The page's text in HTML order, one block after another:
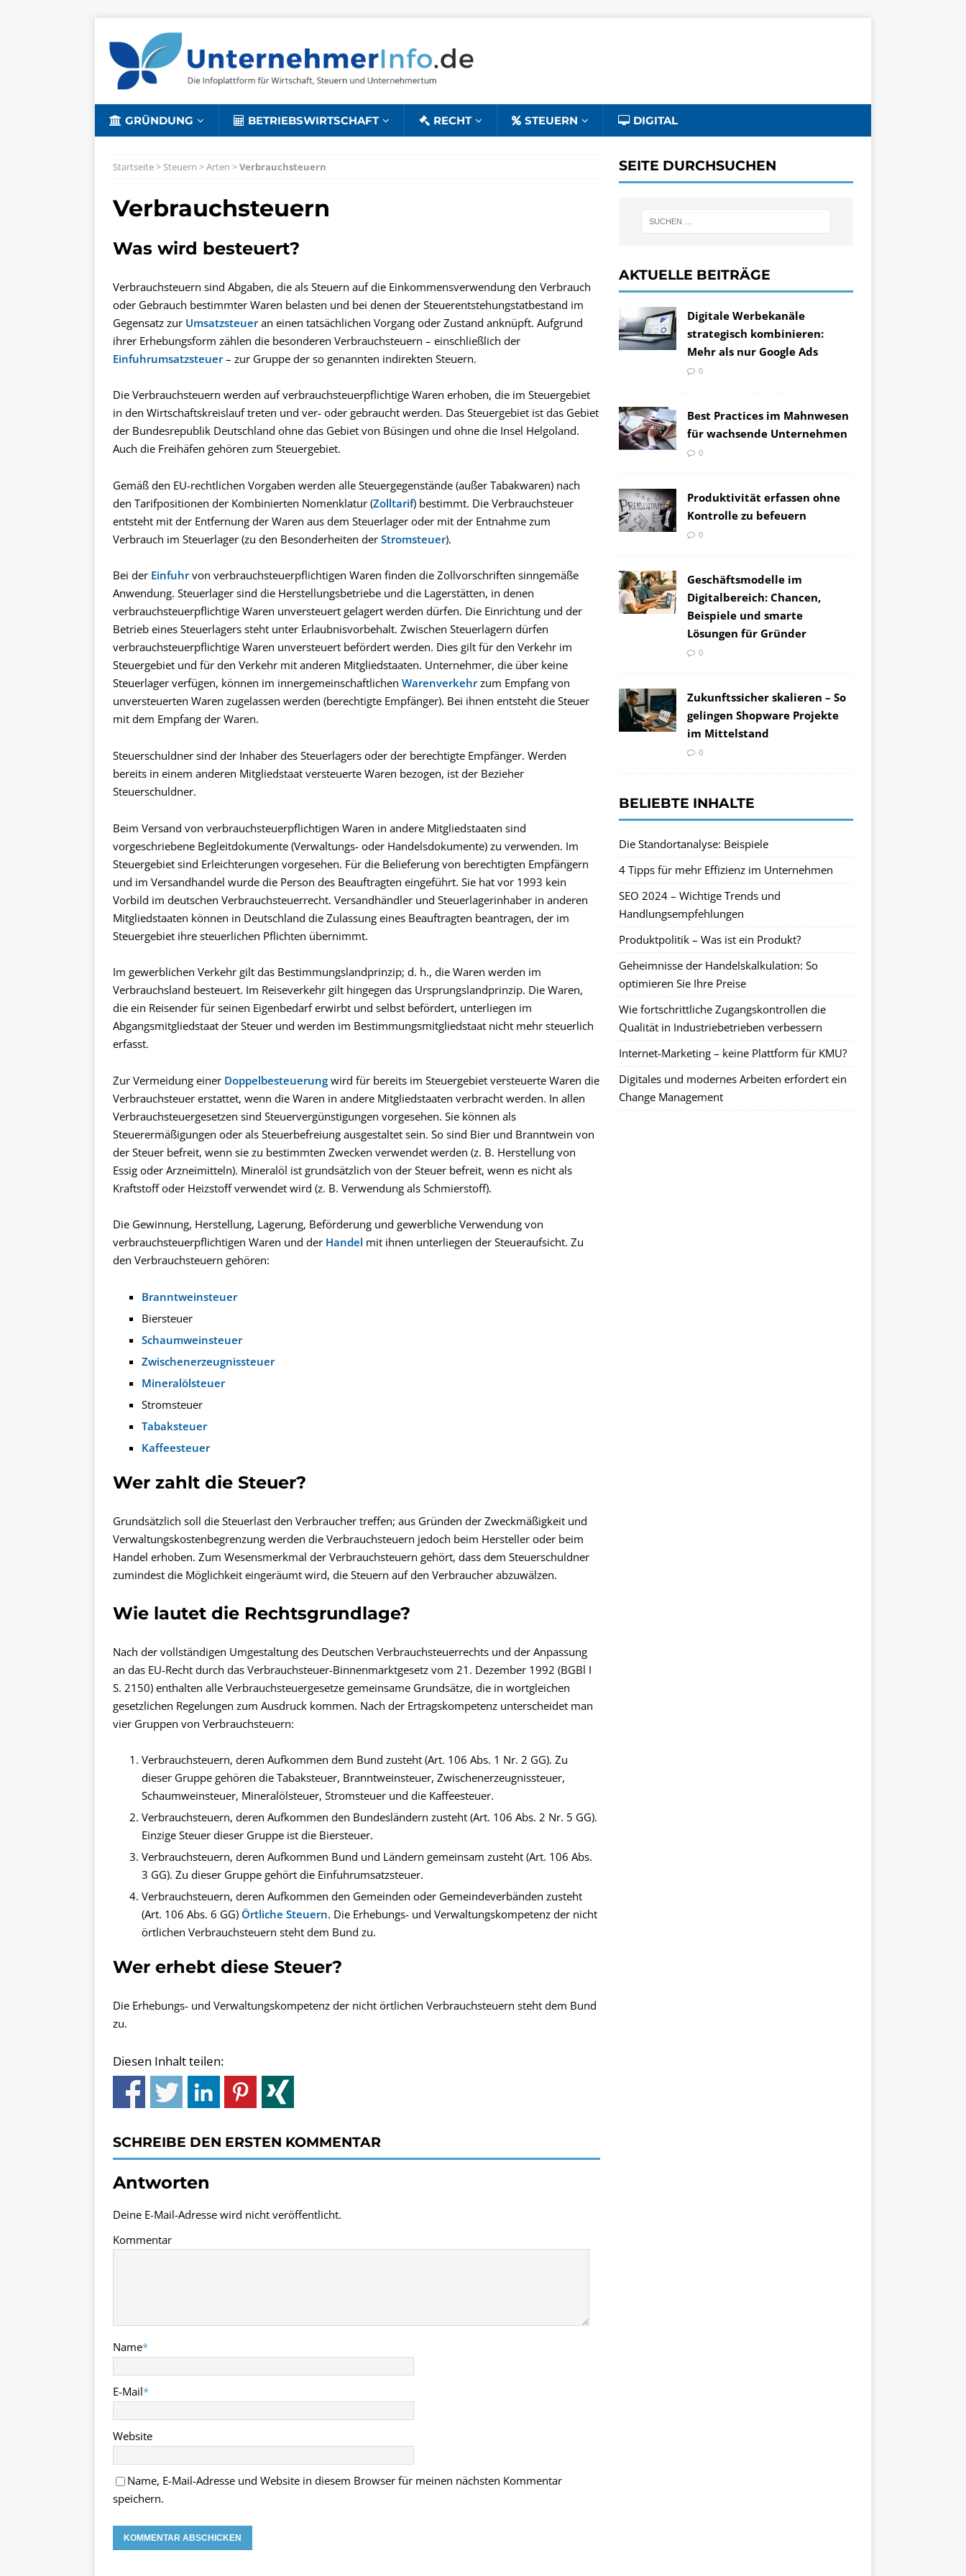
GRÜNDUNG BETRIEBSWIRTSCHAFT RECHT STEUERN DIGITAL
Startseite> Steuern >Arten >Verbrauchsteuern
Verbrauchsteuern
Was wird besteuert?
Verbrauchsteuern sind Abgaben, die als Steuern auf die Einkommensverwendung den Verbrauch
oder Gebrauch bestimmter Waren belasten und bei denen der Steuerentstehungstatbestand im
Gegensatz zur Umsatzsteueran einen tatsächlichen Vorgang oder Zustand anknüpft. Aufgrund
ihrer Erhebungsform zählen die besonderen Verbrauchsteuern – einschließlich der
Einfuhrumsatzsteuer– zur Gruppe der so genannten indirekten Steuern.
Die Verbrauchsteuern werden auf verbrauchsteuerpflichtige Waren erhoben, die im Steuergebiet
in den Wirtschaftskreislauf treten und ver- oder gebraucht werden. Das Steuergebiet ist das Gebiet
der Bundesrepublik Deutschland ohne das Gebiet von Büsingen und ohne die Insel Helgoland.
Auch die Freihäfen gehören zum Steuergebiet.
Gemäß den EU-rechtlichen Vorgaben werden alle Steuergegenstände (außer Tabakwaren) nach
den Tarifpositionen der Kombinierten Nomenklatur (Zolltarif) bestimmt. Die Verbrauchsteuer
entsteht mit der Entfernung der Waren aus dem Steuerlager oder mit der Entnahme zum
Verbrauch im Steuerlager (zu den Besonderheiten der Stromsteuer).
Bei der Einfuhrvon verbrauchsteuerpflichtigen Waren finden die Zollvorschriften sinngemäße
Anwendung. Steuerlager sind die Herstellungsbetriebe und die Lagerstätten, in denen
verbrauchsteuerpflichtige Waren unversteuert gelagert werden dürfen. Die Einrichtung und der
Betrieb eines Steuerlagers steht unter Erlaubnisvorbehalt. Zwischen Steuerlagern dürfen
verbrauchsteuerpflichtige Waren unversteuert befördert werden. Dies gilt für den Verkehr im
Steuergebiet und für den Verkehr mit anderen Mitgliedstaaten. Unternehmer, die über keine
Steuerlager verfügen, können im innergemeinschaftlichen Warenverkehrzum Empfang von
unversteuerten Waren zugelassen werden (berechtigte Empfänger). Bei ihnen entsteht die Steuer
mit dem Empfang der Waren.
Steuerschuldner sind der Inhaber des Steuerlagers oder der berechtigte Empfänger. Werden
bereits in einem anderen Mitgliedstaat versteuerte Waren bezogen, ist der Bezieher
Steuerschuldner.
Beim Versand von verbrauchsteuerpflichtigen Waren in andere Mitgliedstaaten sind
vorgeschriebene Begleitdokumente (Verwaltungs- oder Handelsdokumente) zu verwenden. Im
Steuergebiet sind Erleichterungen vorgesehen. Für die Belieferung von berechtigten Empfängern
und im Versandhandel wurde die Person des Beauftragten eingeführt. Sie hat vor 1993 kein
Vorbild im deutschen Verbrauchsteuerrecht. Versandhändler und Steuerlagerinhaber in anderen
Mitgliedstaaten können in Deutschland die Zulassung eines Beauftragten beantragen, der im
Steuergebiet ihre steuerlichen Pflichten übernimmt.
Im gewerblichen Verkehr gilt das Bestimmungslandprinzip; d. h., die Waren werden im
Verbrauchsland besteuert. Im Reiseverkehr gilt hingegen das Ursprungslandprinzip. Die Waren,
die ein Reisender für seinen Eigenbedarf erwirbt und selbst befördert, unterliegen im
Abgangsmitgliedstaat der Steuer und werden im Bestimmungsmitgliedstaat nicht mehr steuerlich
erfasst.
Zur Vermeidung einer Doppelbesteuerung wird für bereits im Steuergebiet versteuerte Waren die
Verbrauchsteuer erstattet, wenn die Waren in andere Mitgliedstaaten verbracht werden. In allen
Verbrauchsteuergesetzen sind Steuervergünstigungen vorgesehen. Sie können als
Steuerermäßigungen oder als Steuerbefreiung ausgestaltet sein. So sind Bier und Branntwein von
der Steuer befreit, wenn sie zu bestimmten Zwecken verwendet werden (z. B. Herstellung von
Essig oder Arzneimitteln). Mineralöl ist grundsätzlich von der Steuer befreit, wenn es nicht als
Kraftstoff oder Heizstoff verwendet wird (z. B. Verwendung als Schmierstoff).
Die Gewinnung, Herstellung, Lagerung, Beförderung und gewerbliche Verwendung von
verbrauchsteuerpflichtigen Waren und der Handel mit ihnen unterliegen der Steueraufsicht. Zu
den Verbrauchsteuern gehören:
Branntweinsteuer
Biersteuer
Schaumweinsteuer
Zwischenerzeugnissteuer
Mineralölsteuer
Stromsteuer
Tabaksteuer
Kaffeesteuer
Wer zahlt die Steuer?
Grundsätzlich soll die Steuerlast den Verbraucher treffen; aus Gründen der Zweckmäßigkeit und
Verwaltungskostenbegrenzung werden die Verbrauchsteuern jedoch beim Hersteller oder beim
Handel erhoben. Zum Wesensmerkmal der Verbrauchsteuern gehört, dass dem Steuerschuldner
zumindest die Möglichkeit eingeräumt wird, die Steuern auf den Verbraucher abzuwälzen.
Wie lautet die Rechtsgrundlage?
Nach der vollständigen Umgestaltung des Deutschen Verbrauchsteuerrechts und der Anpassung
an das EU-Recht durch das Verbrauchsteuer-Binnenmarktgesetz vom 21. Dezember 1992 (BGBl I
S. 2150) enthalten alle Verbrauchsteuergesetze gemeinsame Grundsätze, die in wortgleichen
gesetzlichen Regelungen zum Ausdruck kommen. Nach der Ertragskompetenz unterscheidet man
vier Gruppen von Verbrauchsteuern:
Verbrauchsteuern, deren Aufkommen dem Bund zusteht (Art. 106 Abs. 1 Nr. 2 GG). Zu
dieser Gruppe gehören die Tabaksteuer, Branntweinsteuer, Zwischenerzeugnissteuer,
Schaumweinsteuer, Mineralölsteuer, Stromsteuer und die Kaffeesteuer.
Verbrauchsteuern, deren Aufkommen den Bundesländern zusteht (Art. 106 Abs. 2 Nr. 5 GG).
Einzige Steuer dieser Gruppe ist die Biersteuer.
Verbrauchsteuern, deren Aufkommen Bund und Ländern gemeinsam zusteht (Art. 106 Abs.
3 GG). Zu dieser Gruppe gehört die Einfuhrumsatzsteuer.
Verbrauchsteuern, deren Aufkommen den Gemeinden oder Gemeindeverbänden zusteht
(Art. 106 Abs. 6 GG) Örtliche Steuern. Die Erhebungs- und Verwaltungskompetenz der nicht
örtlichen Verbrauchsteuern steht dem Bund zu.
Wer erhebt diese Steuer?
Die Erhebungs- und Verwaltungskompetenz der nicht örtlichen Verbrauchsteuern steht dem Bund
zu.
Diesen Inhalt teilen:
SCHREIBE DEN ERSTEN KOMMENTAR
Antworten
Deine E-Mail-Adresse wird nicht veröffentlicht.
Kommentar
Name*
E-Mail*
Website
Name, E-Mail-Adresse und Website in diesem Browser für meinen nächsten Kommentar
speichern.
SEITE DURCHSUCHEN
AKTUELLE BEITRÄGE
Digitale Werbekanäle
strategisch kombinieren:
Mehr als nur Google Ads
0
Best Practices im Mahnwesen
für wachsende Unternehmen
0
Produktivität erfassen ohne
Kontrolle zu befeuern
0
Geschäftsmodelle im
Digitalbereich: Chancen,
Beispiele und smarte
Lösungen für Gründer
0
Zukunftssicher skalieren – So
gelingen Shopware Projekte
im Mittelstand
0
BELIEBTE INHALTE
Die Standortanalyse: Beispiele
4 Tipps für mehr Effizienz im Unternehmen
SEO 2024 – Wichtige Trends und
Handlungsempfehlungen
Produktpolitik – Was ist ein Produkt?
Geheimnisse der Handelskalkulation: So
optimieren Sie Ihre Preise
Wie fortschrittliche Zugangskontrollen die
Qualität in Industriebetrieben verbessern
Internet-Marketing – keine Plattform für KMU?
Digitales und modernes Arbeiten erfordert ein
Change Management